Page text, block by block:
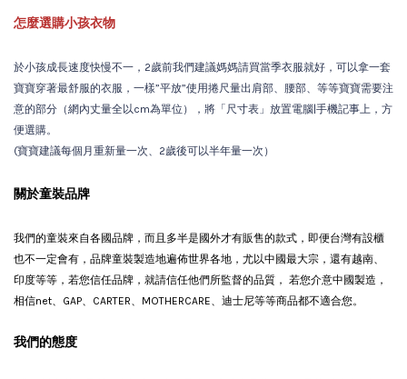
怎麼選購小孩衣物
於小孩成長速度快慢不一，2歲前我們建議媽媽請買當季衣服就好，可以拿一套
寶寶穿著最舒服的衣服，一樣”平放”使用捲尺量出肩部、腰部、等等寶寶需要注
意的部分（網內丈量全以cm為單位），將「尺寸表」放置電腦|手機記事上，方
便選購。
(寶寶建議每個月重新量一次、2歲後可以半年量一次）
關於童裝品牌
我們的童裝來自各國品牌，而且多半是國外才有販售的款式，即便台灣有設櫃
也不一定會有 ，品牌童裝製造地遍佈世界各地，尤以中國最大宗，還有越南、
印度等等，若您信任品牌，就請信任他們所監督的品質， 若您介意中國製造，
相信net、GAP、CARTER、MOTHERCARE、迪士尼等等商品都不適合您。
我們的態度